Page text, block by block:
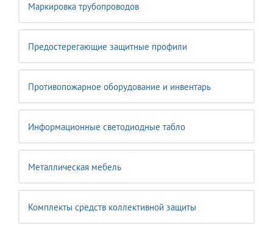
Маркировка трубопроводов
Предостерегающие защитные профили
Противопожарное оборудование и инвентарь
Информационные светодиодные табло
Металлическая мебель
Комплекты средств коллективной защиты